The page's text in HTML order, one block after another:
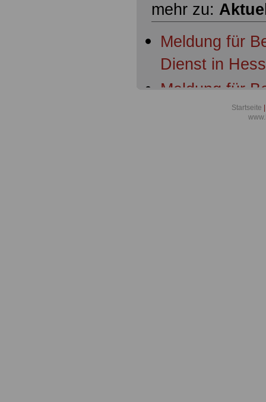
mehr zu:
Meldung für
Dienst in
Meldung für
Dienst inStartseite